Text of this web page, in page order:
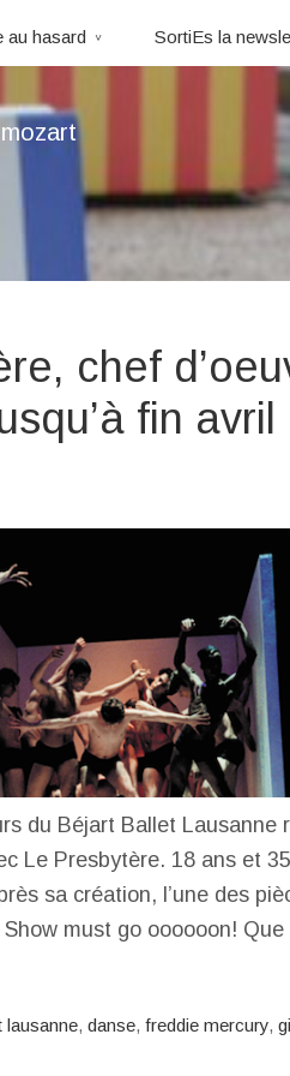
au hasard SortiEs la
mozart
chef
fin avril
du Béjart Ballet Lausanne
Le Presbytère. 18 ans et
sa création, l’une des
must go oooooon! Que
lausanne, danse, freddie mercury,